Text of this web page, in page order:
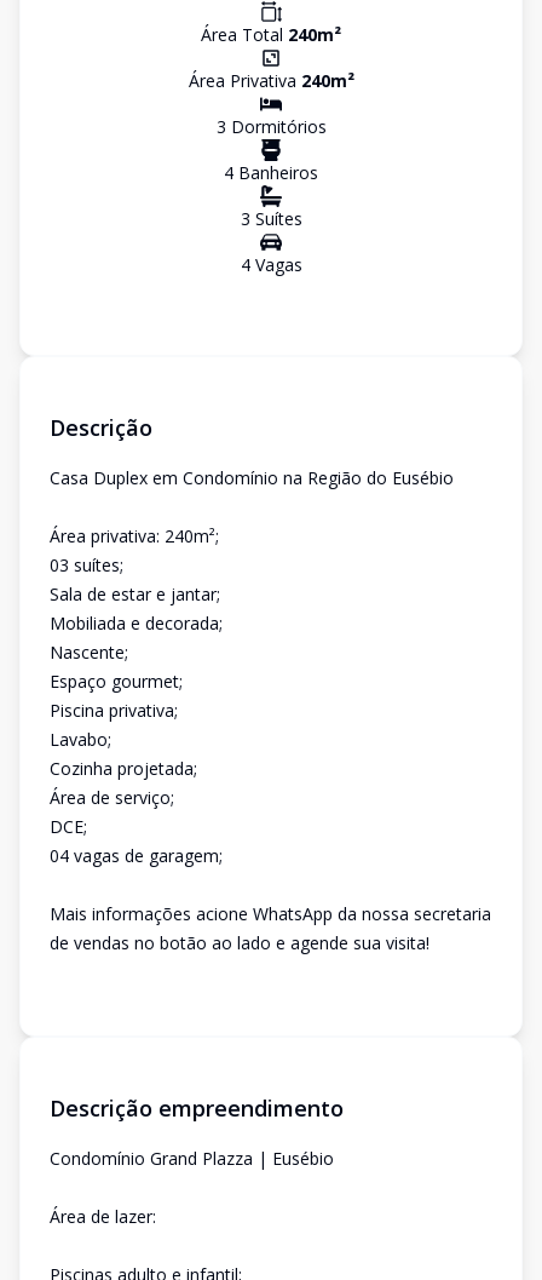
Área Total 240m²
Área Privativa 240m²
3 Dormitórios
4 Banheiros
3 Suítes
4Vagas
Descrição
Casa Duplex em Condomínio na Região do Eusébio
Área privativa: 240m²;
03 suítes;
Sala de estar e jantar;
Mobiliada e decorada;
Nascente;
Espaço gourmet;
Piscina privativa;
Lavabo;
Cozinha projetada;
Área de serviço;
DCE;
04 vagas de garagem;
Mais informações acione WhatsApp da nossa secretaria
de vendas no botão ao lado e agende sua visita!
Descrição empreendimento
Condomínio Grand Plazza | Eusébio
Área de lazer:
Piscinas adulto e infantil;